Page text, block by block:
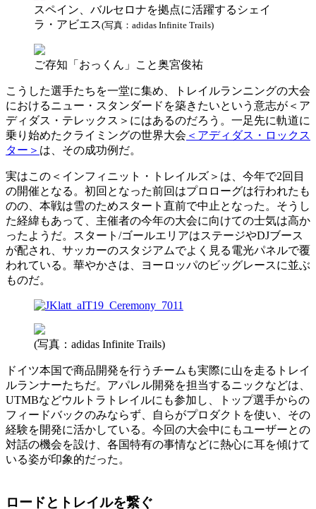
スペイン、バルセロナを拠点に活躍するシェイ
ラ・アビエス(写真：adidas Infinite Trails)
ご存知「おっくん」こと奥宮俊祐
こうした選手たちを一堂に集め、トレイルランニングの大会
におけるニュー・スタンダードを築きたいという意志が＜ア
ディダス・テレックス＞にはあるのだろう。一足先に軌道に
乗り始めたクライミングの世界大会 ＜アディダス・ロックス
ター＞ は、その成功例だ。
実はこの＜インフィニット・トレイルズ＞は、今年で2回目
の開催となる。初回となった前回はプロローグは行われたも
のの、本戦は雪のためスタート直前で中止となった。そうし
た経緯もあって、主催者の今年の大会に向けての士気は高か
ったようだ。スタート/ゴールエリアはステージやDJブース
が配され、サッカーのスタジアムでよく見る電光パネルで覆
われている。華やかさは、ヨーロッパのビッグレースに並ぶ
ものだ。
(写真：adidas Infinite Trails)
ドイツ本国で商品開発を行うチームも実際に山を走るトレイ
ルランナーたちだ。アパレル開発を担当するニックなどは、
UTMBなどウルトラトレイルにも参加し、トップ選手からの
フィードバックのみならず、自らがプロダクトを使い、その
経験を開発に活かしている。今回の大会中にもユーザーとの
対話の機会を設け、各国特有の事情などに熱心に耳を傾けて
いる姿が印象的だった。
ロードとトレイルを繋ぐ